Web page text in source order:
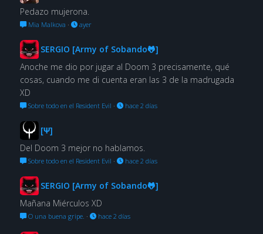
Pedazo mujerona.
Mia Malkova · ayer
SERGIO [Army of Sobando🐸]
Anoche me dio por jugar al Doom 3 precisamente, qué
cosas, cuando me di cuenta eran las 3 de la madrugada
XD
Sobre todo en el Resident Evil · hace 2 días
[Ψ]
Del Doom 3 mejor no hablamos.
Sobre todo en el Resident Evil · hace 2 días
SERGIO [Army of Sobando🐸]
Mañana Miérculos XD
O una buena gripe. · hace 2 días